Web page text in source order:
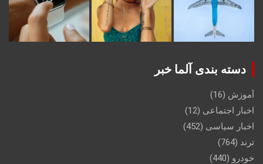
دسته بندی آلما خبر
آموزش (16)
اخبار اجتماعی (12)
اخبار سیاسی (452)
ترند (764)
خودرو (440)